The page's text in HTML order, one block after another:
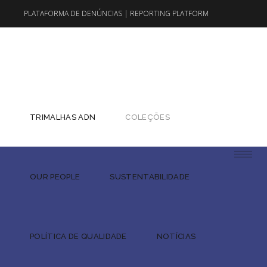
PLATAFORMA DE DENÚNCIAS | REPORTING PLATFORM
TRIMALHAS ADN COLEÇÕES
OUR PEOPLE SUSTENTABILIDADE
POLÍTICA DE QUALIDADE NOTÍCIAS